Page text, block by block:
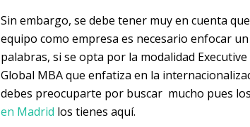
Sin embargo, se debe tener muy en cuenta
equipo como empresa es necesario enfocar
palabras, si se opta por la modalidad
Global MBA que enfatiza en la
debes preocuparte por buscar mucho pues
en Madrid los tienes aquí.